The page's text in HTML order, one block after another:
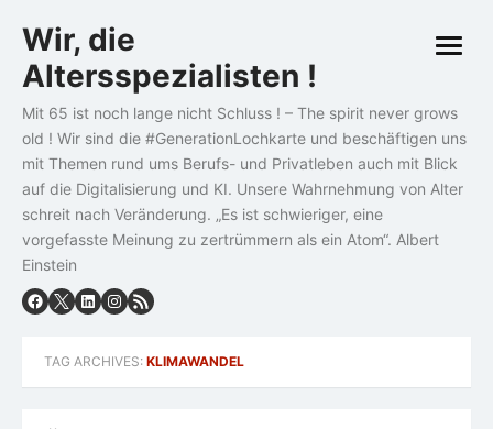
to
content
Wir, die
Altersspezialisten !
Mit 65 ist noch lange nicht Schluss ! – The spirit never grows
old ! Wir sind die #GenerationLochkarte und beschäftigen uns
mit Themen rund ums Berufs- und Privatleben auch mit Blick
auf die Digitalisierung und KI. Unsere Wahrnehmung von Alter
schreit nach Veränderung. „Es ist schwieriger, eine
vorgefasste Meinung zu zertrümmern als ein Atom“. Albert
Einstein
open
TAG ARCHIVES: KLIMAWANDEL